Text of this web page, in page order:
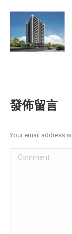
發佈留言
Your email address
Comment